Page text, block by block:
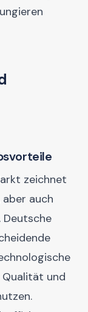
zeichnet
auch
und